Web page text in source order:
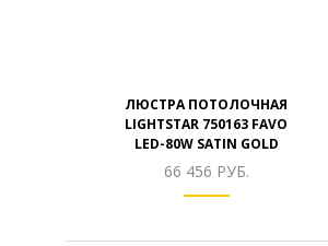
ЛЮСТРА ПОТОЛОЧНАЯ
LIGHTSTAR 750163 FAVO
LED-80W SATIN GOLD
66 456 РУБ.